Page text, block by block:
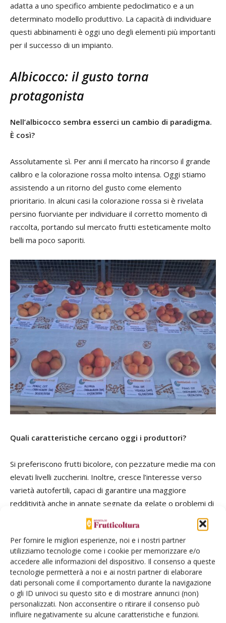
Per fornire le migliori esperienze, noi e i nostri partner
utilizziamo tecnologie come i cookie per memorizzare e/o
accedere alle informazioni del dispositivo. Il consenso a queste
tecnologie permetterà a noi e ai nostri partner di elaborare
dati personali come il comportamento durante la navigazione
o gli ID univoci su questo sito e di mostrare annunci (non)
personalizzati. Non acconsentire o ritirare il consenso può
influire negativamente su alcune caratteristiche e funzioni.
adatta a uno specifico ambiente pedoclimatico e a un
determinato modello produttivo. La capacità di individuare
questi abbinamenti è oggi uno degli elementi più importanti
per il successo di un impianto.
Albicocco: il gusto torna
protagonista
Nell’albicocco sembra esserci un cambio di paradigma.
È così?
Assolutamente sì. Per anni il mercato ha rincorso il grande
calibro e la colorazione rossa molto intensa. Oggi stiamo
assistendo a un ritorno del gusto come elemento
prioritario. In alcuni casi la colorazione rossa si è rivelata
persino fuorviante per individuare il corretto momento di
raccolta, portando sul mercato frutti esteticamente molto
belli ma poco saporiti.
Quali caratteristiche cercano oggi i produttori?
Si preferiscono frutti bicolore, con pezzature medie ma con
elevati livelli zuccherini. Inoltre, cresce l’interesse verso
varietà autofertili, capaci di garantire una maggiore
redditività anche in annate segnate da gelate o problemi di
Quali cultivar hanno attirato maggiormente
l’attenzione nella vostra esposizione?
Tra le varietà più interessanti segnalo Deuce Cot per
l’elevata qualità gustativa e la produttività regolare. Lido
continua a mostrare ottime potenzialità produttive, mentre